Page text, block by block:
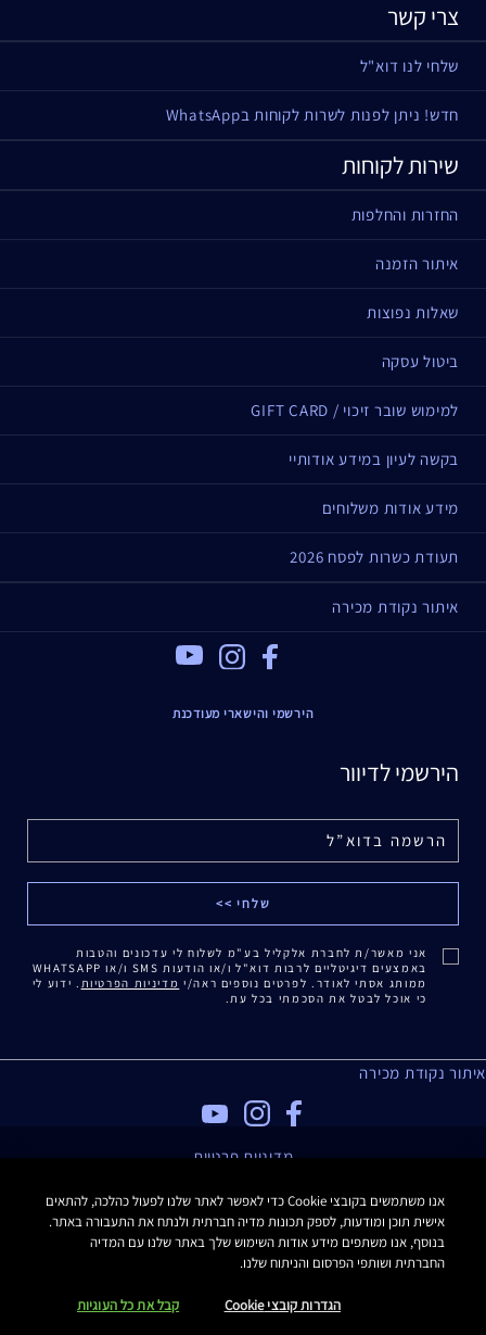
צרי קשר
שלחי לנו דוא"ל
חדש! ניתן לפנות לשרות לקוחות בWhatsApp
שירות לקוחות
החזרות והחלפות
איתור הזמנה
שאלות נפוצות
ביטול עסקה
למימוש שובר זיכוי / GIFT CARD
בקשה לעיון במידע אודותיי
מידע אודות משלוחים
תעודת כשרות לפסח 2026
איתור נקודת מכירה
Facebook
הירשמי והישארי מעודכנת
הירשמי לדיוור
אני מאשר/ת לחברת אלקליל בע"מ לשלוח לי עדכונים והטבות
באמצעים דיגיטליים לרבות דוא"ל ו/או הודעות SMS ו/או WHATSAPP
ממותג אסתי לאודר. לפרטים נוספים ראה/י מדיניות הפרטיות . ידוע לי
כי אוכל לבטל את הסכמתי בכל עת.
איתור נקודת מכירה
מדיניות פרטיות
תקנון האתר
תקנון Estee E-List
הצהרת נגישות
כל הזכויות שמורות Estee Lauder 2016
אנו משתמשים בקובצי Cookie כדי לאפשר לאתר שלנו לפעול כהלכה, להתאים
אישית תוכן ומודעות, לספק תכונות מדיה חברתית ולנתח את התעבורה באתר.
בנוסף, אנו משתפים מידע אודות השימוש שלך באתר שלנו עם המדיה
החברתית ושותפי הפרסום והניתוח שלנו.
הגדרות קובצי Cookie קבל את כל העוגיות